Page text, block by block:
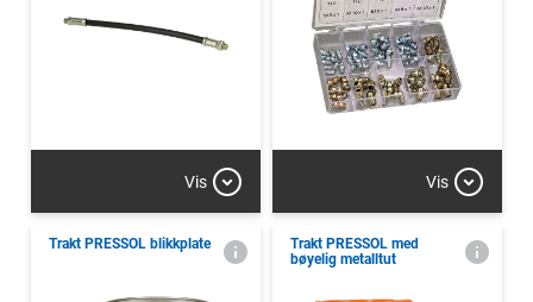
Vis Vis
Trakt PRESSOL blikkplate
Trakt PRESSOL med
bøyelig metalltut